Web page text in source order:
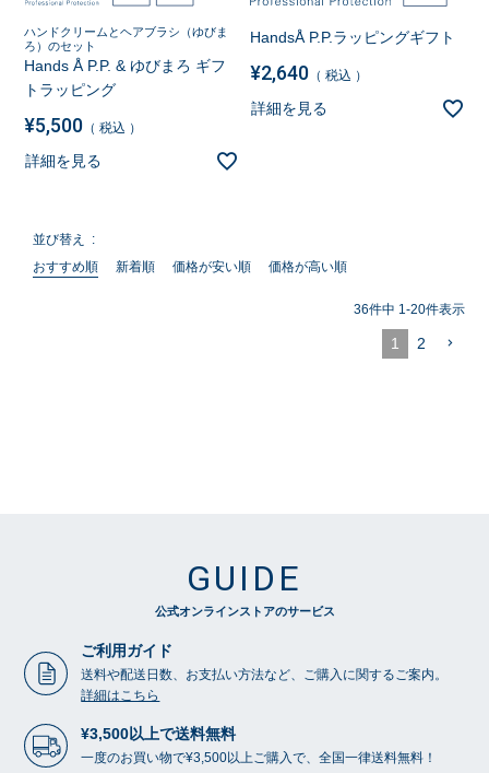
ハンドクリームとヘアブラシ（ゆびま
ろ）のセット
Hands Å P.P. & ゆびまろ ギフ
トラッピング
¥5,500 税込
詳細を見る
HandsÅ P.P.ラッピングギフト
¥2,640 税込
詳細を見る
並び替え
おすすめ順
新着順 価格が安い順 価格が高い順
36件中 1-20件表示
1 2
GUIDE
公式オンラインストアのサービス
ご利用ガイド
送料や配送日数、お支払い方法など、ご購入に関するご案内。
詳細はこちら
¥3,500以上で送料無料
一度のお買い物で¥3,500以上ご購入で、全国一律送料無料！